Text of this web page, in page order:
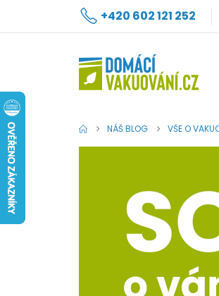
+420 602 121 252
NÁŠ BLOG VŠE O